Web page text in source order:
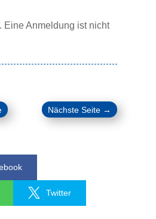
Eine Anmeldung ist nicht
Nächste Seite →
Twitter